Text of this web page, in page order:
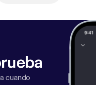
cuando